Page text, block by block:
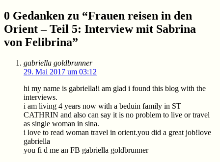
0 Gedanken zu “Frauen reisen in den
Orient – Teil 5: Interview mit Sabrina
von Felibrina”
gabriella goldbrunner
29. Mai 2017 um 03:12
hi my name is gabriella!i am glad i found this blog with the
interviews.
i am living 4 years now with a beduin family in ST
CATHRIN and also can say it is no problem to live or travel
as single woman in sina.
i love to read woman travel in orient.you did a great job!love
gabriella
you fi d me an FB gabriella goldbrunner